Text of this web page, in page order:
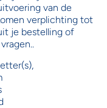
van de
verplichting tot
je bestelling of